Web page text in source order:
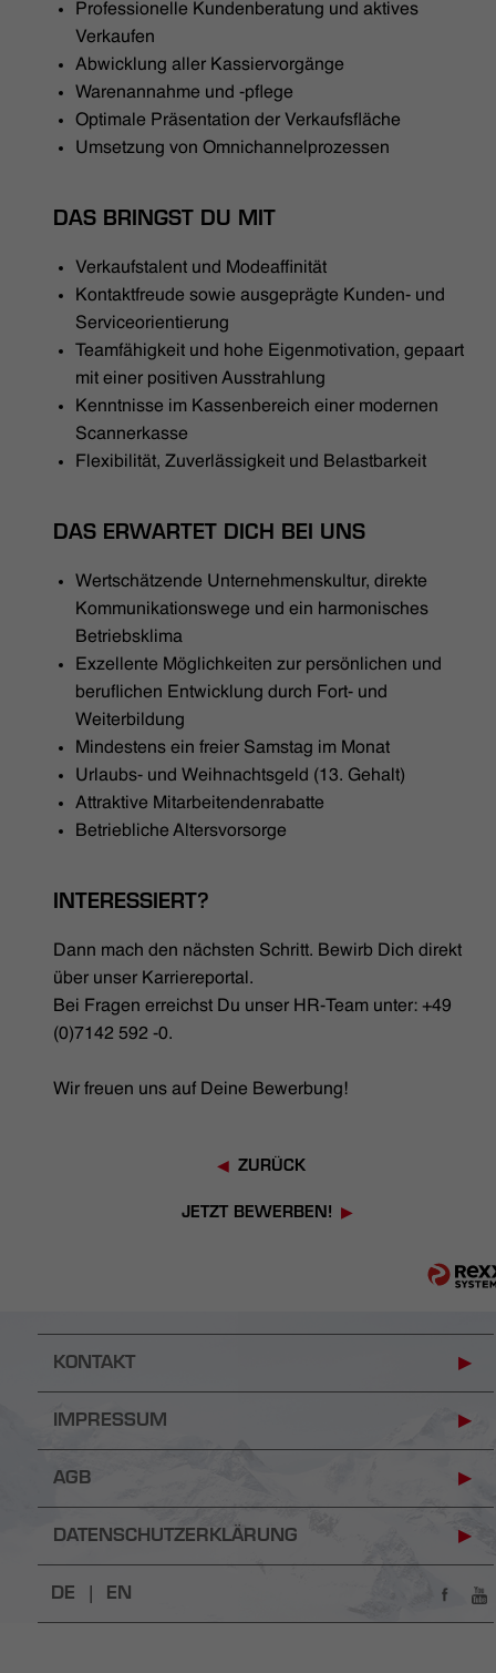
Professionelle Kundenberatung und aktives
Verkaufen
Abwicklung aller Kassiervorgänge
Warenannahme und -pflege
Optimale Präsentation der Verkaufsfläche
Umsetzung von Omnichannelprozessen
DAS BRINGST DU MIT
Verkaufstalent und Modeaffinität
Kontaktfreude sowie ausgeprägte Kunden- und
Serviceorientierung
Teamfähigkeit und hohe Eigenmotivation, gepaart
mit einer positiven Ausstrahlung
Kenntnisse im Kassenbereich einer modernen
Scannerkasse
Flexibilität, Zuverlässigkeit und Belastbarkeit
DAS ERWARTET DICH BEI UNS
Wertschätzende Unternehmenskultur, direkte
Kommunikationswege und ein harmonisches
Betriebsklima
Exzellente Möglichkeiten zur persönlichen und
beruflichen Entwicklung durch Fort- und
Weiterbildung
Mindestens ein freier Samstag im Monat
Urlaubs- und Weihnachtsgeld (13. Gehalt)
Attraktive Mitarbeitendenrabatte
Betriebliche Altersvorsorge
INTERESSIERT?
Dann mach den nächsten Schritt. Bewirb Dich direkt
über unser Karriereportal.
Bei Fragen erreichst Du unser HR-Team unter: +49
(0)7142 592 -0.
Wir freuen uns auf Deine Bewerbung!
ZURÜCK
JETZT BEWERBEN!
KONTAKT
IMPRESSUM
AGB
DATENSCHUTZERKLÄRUNG
DE | EN